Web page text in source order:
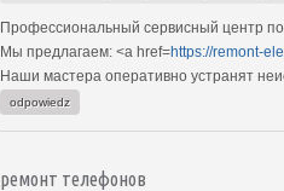
Профессиональный сервисный центр по
Мы предлагаем: <a href=https://remont-
Наши мастера оперативно устранят
odpowiedz
ремонт телефонов